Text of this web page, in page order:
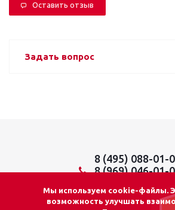
Оставить отзыв
Задать вопрос
8 (495) 088-01-
8 (969) 046-01-
Мы используем cookie-файлы.
возможность улучшать